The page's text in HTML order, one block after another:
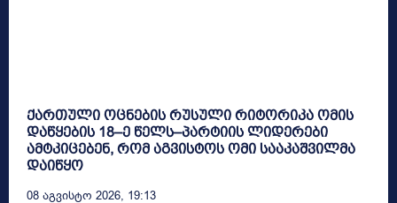
ქართული ოცნების რუსული რიტორიკა ომის
დაწყების 18–ე წელს–პარტიის ლიდერები
ამტკიცებენ, რომ აგვისტოს ომი სააკაშვილმა
დაიწყო
08 Აგვისტო 2026, 19:13